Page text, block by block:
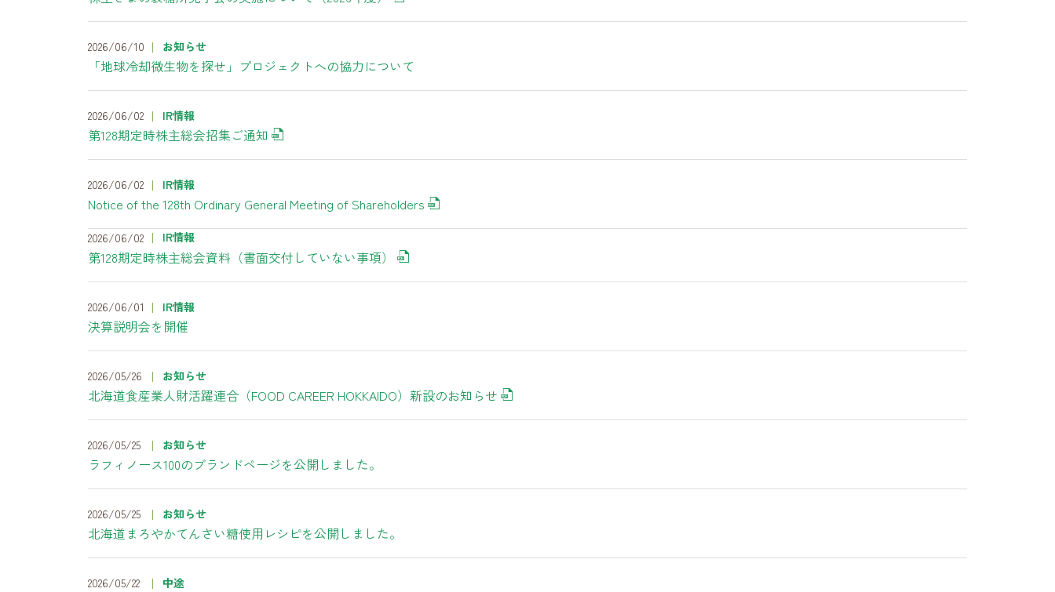
2026/06/10 お知らせ
「地球冷却微生物を探せ」プロジェクトへの協力について
2026/06/02 IR情報
第128期定時株主総会招集ご通知
2026/06/02 IR情報
Notice of the 128th Ordinary General Meeting of Shareholders
2026/06/02 IR情報
第128期定時株主総会資料（書面交付していない事項）
2026/06/01 IR情報
決算説明会を開催
2026/05/26 お知らせ
北海道食産業人財活躍連合（FOOD CAREER HOKKAIDO）新設のお知らせ
2026/05/25 お知らせ
ラフィノース100のブランドページを公開しました。
2026/05/25 お知らせ
北海道まろやかてんさい糖使用レシピを公開しました。
2026/05/22 中途